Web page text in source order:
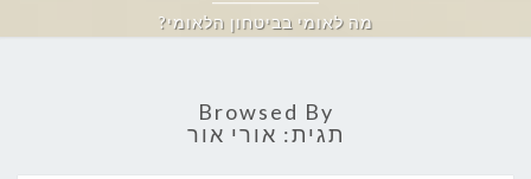
מה לאומי בביטחון הלאומי?
Browsed By
תגית: אורי אור